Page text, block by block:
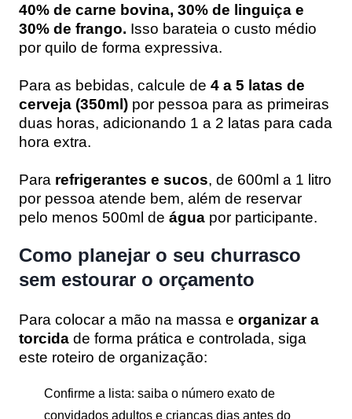
40% de carne bovina, 30% de linguiça e
30% de frango. Isso barateia o custo médio
por quilo de forma expressiva.
Para as bebidas, calcule de 4 a 5 latas de
cerveja (350ml) por pessoa para as primeiras
duas horas, adicionando 1 a 2 latas para cada
hora extra.
Para refrigerantes e sucos, de 600ml a 1 litro
por pessoa atende bem, além de reservar
pelo menos 500ml de água por participante.
Como planejar o seu churrasco
sem estourar o orçamento
Para colocar a mão na massa e organizar a
torcida de forma prática e controlada, siga
este roteiro de organização:
Confirme a lista: saiba o número exato de
convidados adultos e crianças dias antes do